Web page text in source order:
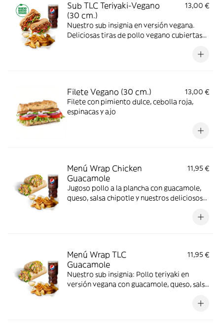
Sub TLC Teriyaki-Vegano
(30 cm.)
13,00 €
Nuestro sub insignia en versión vegana.
Deliciosas tiras de pollo vegano cubiertas
combinadas con los vegetales que más te
Filete Vegano (30 cm.)
13,00 €
Filete con pimiento dulce, cebolla roja,
espinacas y ajo
Menú Wrap Chicken
Guacamole
11,95 €
Jugoso pollo a la plancha con guacamole,
queso, salsa chipotle y nuestros deliciosos
Menú Wrap TLC
Guacamole
11,95 €
Nuestro sub insignia: Pollo teriyaki en
versión vegana con guacamole, queso, salsa